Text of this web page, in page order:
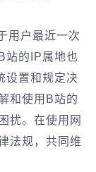
用户最近一次
站的IP属地也
设置和规定决
和使用B站的
扰。在使用网
法规，共同维